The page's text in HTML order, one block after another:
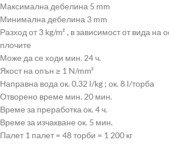
Максимална дебелина 5 mm
Минимална дебелина 3 mm
Разход от 3 kg/m² , в зависимост от вида на
плочите
Може да се ходи мин. 24 ч.
Якост на опън ≥ 1 N/mm²
Направна вода ок. 0.32 l/kg ; ок. 8 l/торба
Отворено време мин. 20 мин.
Време за преработка ок. 4 ч.
Време за изчакване ок. 5 мин.
Палет 1 палет = 48 торби = 1 200 кг